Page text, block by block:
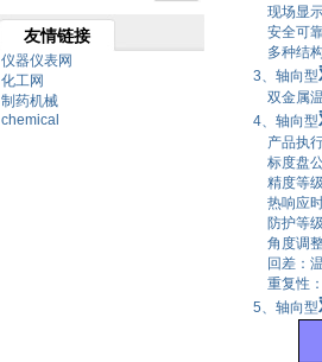
友情链接
仪器仪表网
化工网
制药机械
chemical
现场显
安全可
多种结
3、轴向型
双金属温
4、轴向型
产品执
标度盘
精度等
热响应
防护等
角度调
回差：
重复性
5、轴向型